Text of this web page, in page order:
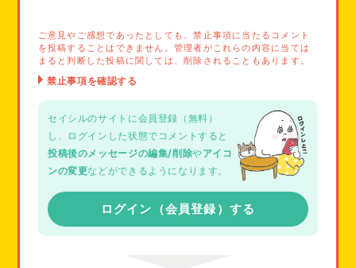
不安な気持ちは簡単に解消できないかもしれませんが、自分の
気持ちを大切にして、冷静に対応することをオススメします！
ご意見やご感想であったとしても、禁止事項に当たるコメント
を投稿することはできません。管理者がこれらの内容に当ては
まると判断した投稿に関しては、削除されることもあります。
セイシルのサイトに会員登録（無料）
し、ログインした状態でコメントすると
投稿後のメッセージの編集/削除やアイコ
ンの変更などができるようになります。
ログイン（会員登録）する